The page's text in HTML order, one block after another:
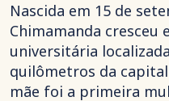
Nascida em 15 de
Chimamanda cresceu
universitária
quilômetros da
mãe foi a primeira